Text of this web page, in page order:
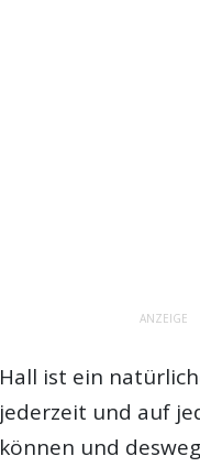
ANZEIGE
Hall ist ein
jederzeit und auf
können und